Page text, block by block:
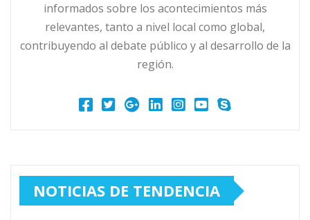
informados sobre los acontecimientos más
relevantes, tanto a nivel local como global,
contribuyendo al debate público y al desarrollo de la
región.
NOTICIAS DE TENDENCIA